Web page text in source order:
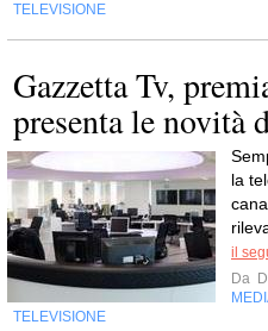
TELEVISIONE
Gazzetta Tv,
presenta le novità
la
il
Da
TELEVISIONE